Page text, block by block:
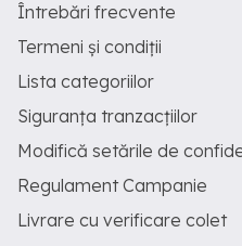
Întrebări frecvente
Termeni și condiții
Lista categoriilor
Siguranța tranzacțiilor
Modifică setările de
Regulament Campanie
Livrare cu verificare colet